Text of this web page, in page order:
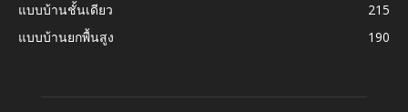
แบบบ้านชั้นเดียว
215
แบบบ้านยกพื้นสูง
190